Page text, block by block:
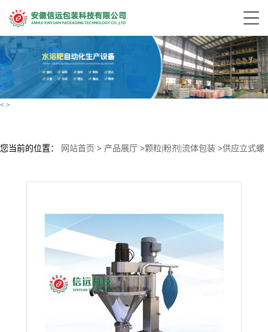
< >
您当前的位置： 网站首页 > 产品展厅 >颗粒|粉剂|流体包装 >供应立式螺